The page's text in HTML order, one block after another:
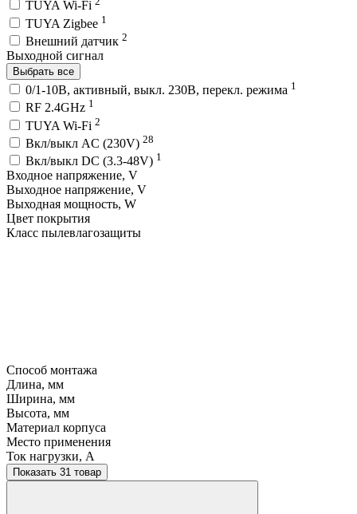
TUYA Wi-Fi
TUYA Zigbee 1
Внешний датчик 2
Выходной сигнал
Выбрать все
0/1-10В, активный, выкл. 230В, перекл. режима 1
RF 2.4GHz 1
TUYA Wi-Fi 2
Вкл/выкл AC (230V) 28
Вкл/выкл DC (3.3-48V) 1
Входное напряжение, V
Выходное напряжение, V
Выходная мощность, W
Цвет покрытия
Класс пылевлагозащиты
Способ монтажа
Длина, мм
Ширина, мм
Высота, мм
Материал корпуса
Место применения
Ток нагрузки, A
Показать 31 товар